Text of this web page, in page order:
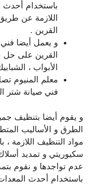
باستخدام أحدث
اللازمة عن
القرين .
و يعمل أيضا
القرين على حل
الأبواب ،
معلم المنيوم
فني صيانة شتر
و يقوم أيضا بتنظيف
الطرق و الأساليب
مواد التنظيف اللازمة ،
سكيوريتي و تمديد
عدم تواجدها و نقوم
باستخدام أحدث